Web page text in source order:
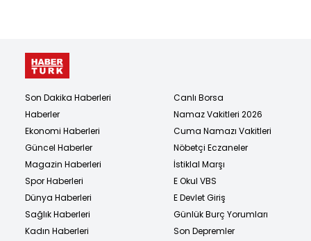
Son Dakika Haberleri
Haberler
Ekonomi Haberleri
Güncel Haberler
Magazin Haberleri
Spor Haberleri
Dünya Haberleri
Sağlık Haberleri
Kadın Haberleri
Canlı Borsa
Namaz Vakitleri 2026
Cuma Namazı Vakitleri
Nöbetçi Eczaneler
İstiklal Marşı
E Okul VBS
E Devlet Giriş
Günlük Burç Yorumları
Son Depremler